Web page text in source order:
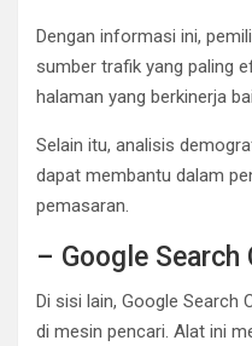
Dengan informasi ini,
sumber trafik yang paling
halaman yang berkinerja
Selain itu, analisis
dapat membantu dalam
pemasaran.
– Google Search
Di sisi lain, Google Search
di mesin pencari. Alat ini